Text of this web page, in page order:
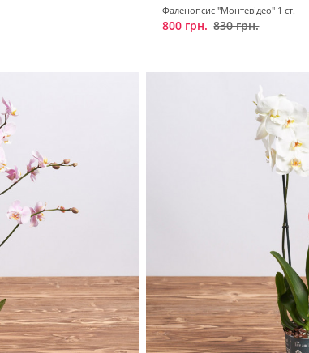
Фаленопсис "Монтевідео" 1 ст.
800 грн. 830 грн.